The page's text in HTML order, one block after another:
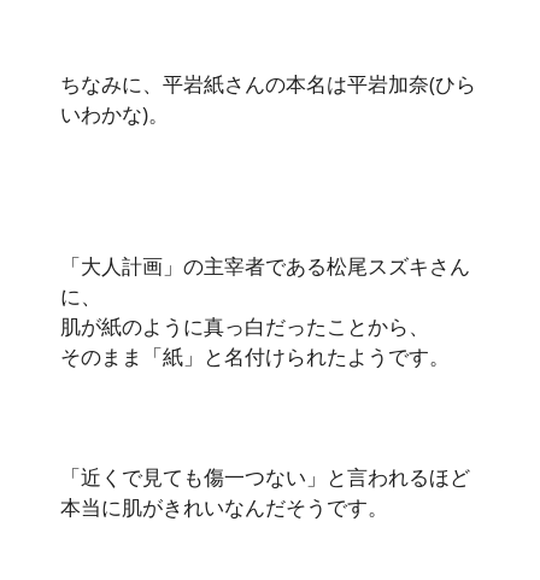
ちなみに、平岩紙さんの本名は平岩加奈(ひら
いわかな)。
「大人計画」の主宰者である松尾スズキさん
に、
肌が紙のように真っ白だったことから、
そのまま「紙」と名付けられたようです。
「近くで見ても傷一つない」と言われるほど
本当に肌がきれいなんだそうです。